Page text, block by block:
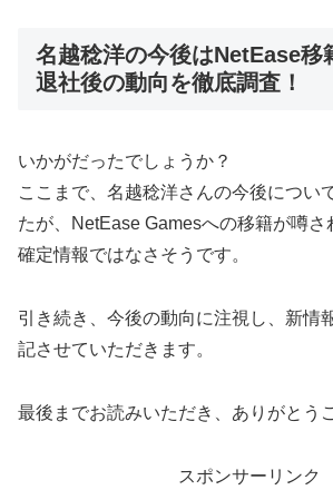
名越稔洋の今後はNetEase移
退社後の動向を徹底調査！
いかがだったでしょうか？
ここまで、名越稔洋さんの今後につい
たが、NetEase Gamesへの移籍が噂さ
確定情報ではなさそうです。
引き続き、今後の動向に注視し、新情
記させていただきます。
最後までお読みいただき、ありがとう
スポンサーリンク